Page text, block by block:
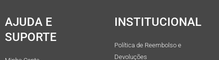
AJUDA E
SUPORTE
INSTITUCIONAL
Política de Reembolso e
Devoluções